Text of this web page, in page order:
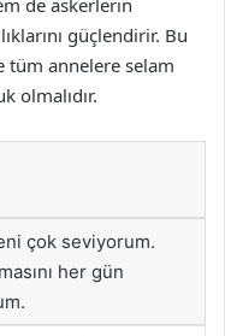
de askerlerin
güçlendirir. Bu
tüm annelere selam
olmalıdır.
çok seviyorum.
her gün